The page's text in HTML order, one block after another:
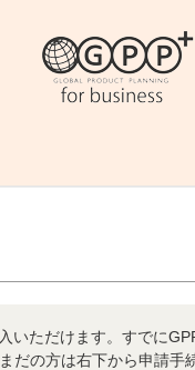
いただけます。すでに
だの方は右下から申請